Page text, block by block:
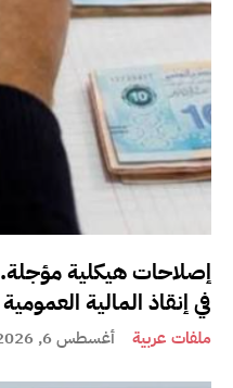
إصلاحات هيكلية
في إنقاذ المالية
ملفات عربية أغسطس 6, 2026